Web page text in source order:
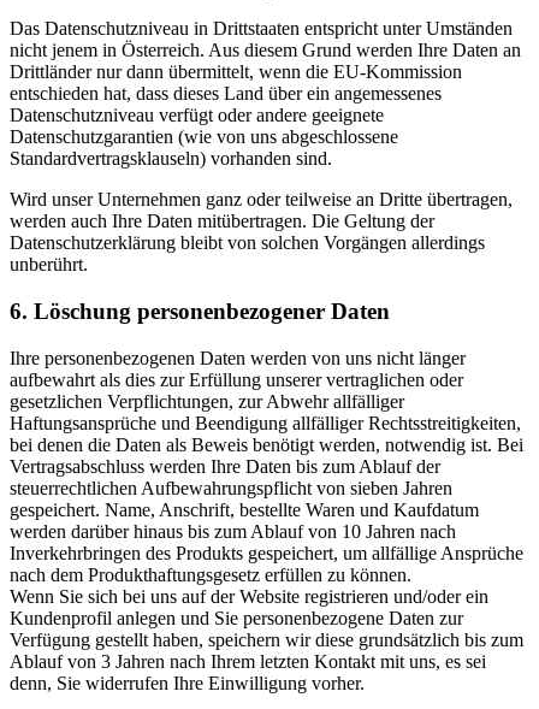
Das Datenschutzniveau in Drittstaaten entspricht unter Umständen
nicht jenem in Österreich. Aus diesem Grund werden Ihre Daten an
Drittländer nur dann übermittelt, wenn die EU-Kommission
entschieden hat, dass dieses Land über ein angemessenes
Datenschutzniveau verfügt oder andere geeignete
Datenschutzgarantien (wie von uns abgeschlossene
Standardvertragsklauseln) vorhanden sind.
Wird unser Unternehmen ganz oder teilweise an Dritte übertragen,
werden auch Ihre Daten mitübertragen. Die Geltung der
Datenschutzerklärung bleibt von solchen Vorgängen allerdings
unberührt.
6. Löschung personenbezogener Daten
Ihre personenbezogenen Daten werden von uns nicht länger
aufbewahrt als dies zur Erfüllung unserer vertraglichen oder
gesetzlichen Verpflichtungen, zur Abwehr allfälliger
Haftungsansprüche und Beendigung allfälliger Rechtsstreitigkeiten,
bei denen die Daten als Beweis benötigt werden, notwendig ist. Bei
Vertragsabschluss werden Ihre Daten bis zum Ablauf der
steuerrechtlichen Aufbewahrungspflicht von sieben Jahren
gespeichert. Name, Anschrift, bestellte Waren und Kaufdatum
werden darüber hinaus bis zum Ablauf von 10 Jahren nach
Inverkehrbringen des Produkts gespeichert, um allfällige Ansprüche
nach dem Produkthaftungsgesetz erfüllen zu können.
Wenn Sie sich bei uns auf der Website registrieren und/oder ein
Kundenprofil anlegen und Sie personenbezogene Daten zur
Verfügung gestellt haben, speichern wir diese grundsätzlich bis zum
Ablauf von 3 Jahren nach Ihrem letzten Kontakt mit uns, es sei
denn, Sie widerrufen Ihre Einwilligung vorher.